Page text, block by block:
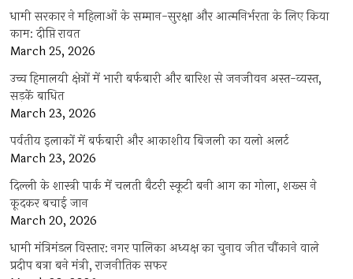
धामी सरकार ने महिलाओं के सम्मान-सुरक्षा और आत्मनिर्भरता के लिए किया
काम: दीप्ति रावत
March 25, 2026
उच्च हिमालयी क्षेत्रों में भारी बर्फबारी और बारिश से जनजीवन अस्त-व्यस्त,
सड़कें बाधित
March 23, 2026
पर्वतीय इलाकों में बर्फबारी और आकाशीय बिजली का यलो अलर्ट
March 23, 2026
दिल्ली के शास्त्री पार्क में चलती बैटरी स्कूटी बनी आग का गोला, शख्स ने
कूदकर बचाई जान
March 20, 2026
धामी मंत्रिमंडल विस्तार: नगर पालिका अध्यक्ष का चुनाव जीत चौंकाने वाले
प्रदीप बत्रा बने मंत्री, राजनीतिक सफर